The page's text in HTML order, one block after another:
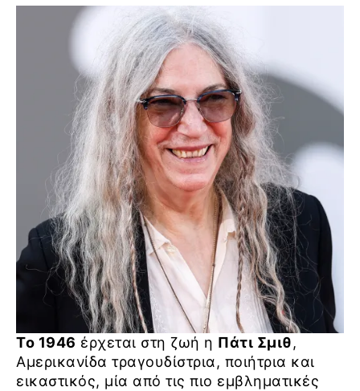
Το 1946 έρχεται στη ζωή η Πάτι Σμιθ,
Αμερικανίδα τραγουδίστρια, ποιήτρια και
εικαστικός, μία από τις πιο εμβληματικές